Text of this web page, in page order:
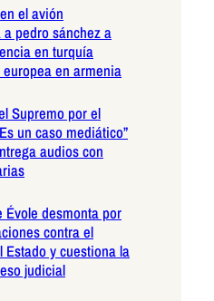
el avión
pedro sánchez a
en turquía
en armenia
Supremo por el
un caso mediático”
audios con
Évole desmonta por
contra el
Estado y cuestiona la
judicial